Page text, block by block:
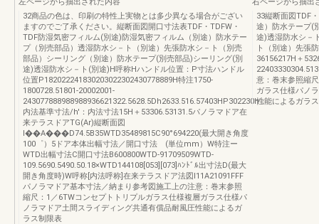
32商品の色は、印刷の特性上実物とは多少異なる場合がござい
ますのでご了承ください。縦断面図開口寸法表TDF・TDFW・
TDF防湿気密フィルム(別途)防湿気密フィルム（別途）防水テー
プ（別売部品）透湿防水シ－ト（別途）先張防水シ－ト（別売
部品）シーリング（別途）防水テープ(別売部品)シーリング(別
途)透湿防水シ－ト(別途)H呼称Hハンドル位置：P寸法ハンドル
位置P182022241830203022302430778889H特注1750-
1800728.51801-20002001-
243077888988988936621322.5628.5Dh2633.516.57403HP302230h：
内法基準寸法/h'：内法寸法15H＋53306.53131.5パノラマドア在
来テラスドアTG(Ar)縦断面図
I��A���D74.5B35WTD35489815C90°694220(最大開き角度
100゜）5ドア本体出幅寸法／開口寸法 (単位mm）W特注ー
WTD出幅寸法C開口寸法B600800WTD-91709509WTD-
109.5690.5490.50.18×WTD144108[053][073]ﾊﾝﾄﾞﾙ出寸法D(最大
開き角度時)W呼称[内法呼称]在来テラスドア法図I11A21091FFF
パノラマドア基本寸法／納まり参考図施工上の注意：巻末参照
縮尺：1／6TWコンセプトトリプルガラス仕様複層ガラス仕様パ
ノラマドア土間スライディング共通有償品耐風圧性能によるガ
ラス制限表
33縦断面図TDF
途）防水テープ(
途)透湿防水シ－
ト（別途）先張
36156217H＋
意：巻末参照縮
ガラス仕様パノ
性能によるガラ